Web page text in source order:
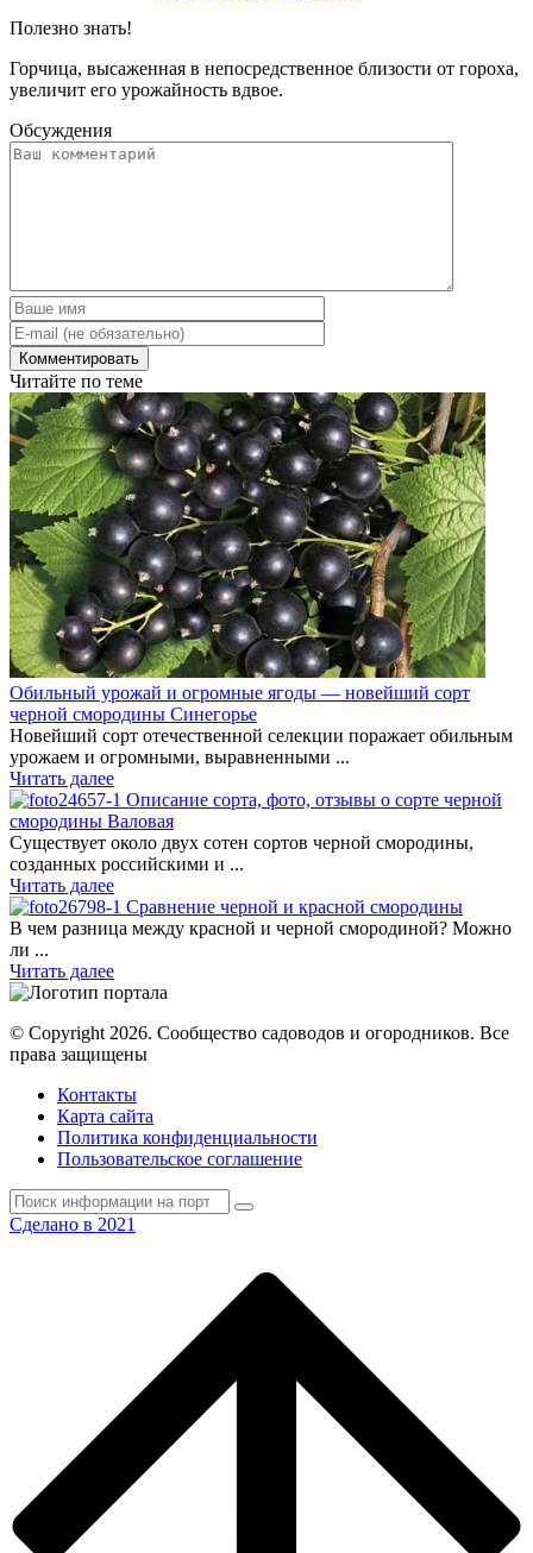
Полезно знать!
Горчица, высаженная в непосредственное близости от гороха,
увеличит его урожайность вдвое.
Обсуждения
Читайте по теме
Обильный урожай и огромные ягоды — новейший сорт
черной смородины Синегорье
Новейший сорт отечественной селекции поражает обильным
урожаем и огромными, выравненными ...
Читать далее
Описание сорта, фото, отзывы о сорте черной
смородины Валовая
Существует около двух сотен сортов черной смородины,
созданных российскими и ...
Читать далее
Сравнение черной и красной смородины
В чем разница между красной и черной смородиной? Можно
ли ...
Читать далее
© Copyright 2026. Cообщество садоводов и огородников. Все
права защищены
Контакты
Карта сайта
Политика конфиденциальности
Пользовательское соглашение
Сделано в 2021